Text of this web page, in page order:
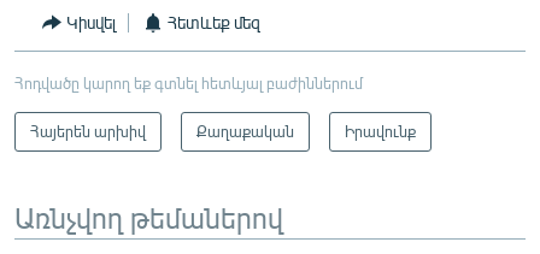
Կիսվել Հետևեք մեզ
Հոդվածը կարող եք գտնել հետևյալ բաժիններում
Հայերեն արխիվ Քաղաքական Իրավունք
Առնչվող թեմաներով